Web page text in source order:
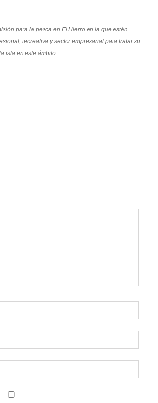
para la pesca en El Hierro en la que estén
recreativa y sector empresarial para tratar su
isla en este ámbito.